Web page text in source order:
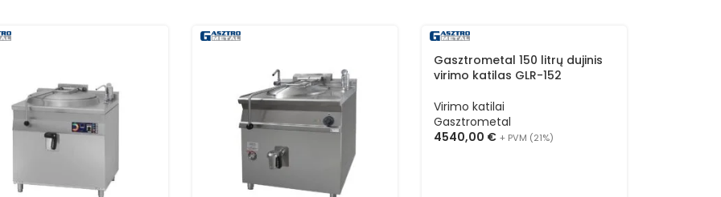
Gasztrometal 150 litrų dujinis
virimo katilas GLR-152
Virimo katilai
Gasztrometal
4540,00 € + PVM (21%)